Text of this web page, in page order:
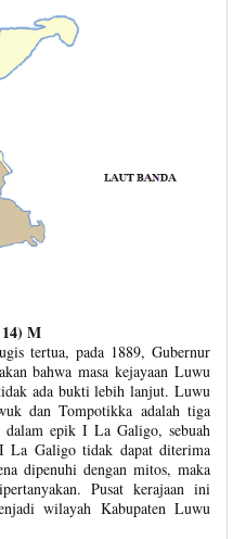
M
tertua, pada 1889, Gubernur
bahwa masa kejayaan Luwu
ada bukti lebih lanjut. Luwu
dan Tompotikka adalah tiga
dalam epik I La Galigo, sebuah
La Galigo tidak dapat diterima
dipenuhi dengan mitos, maka
Pusat kerajaan ini
wilayah Kabupaten Luwu